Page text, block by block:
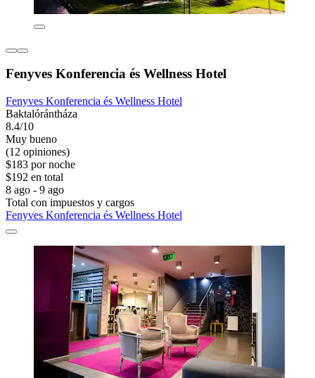
Fenyves Konferencia és Wellness Hotel
Fenyves Konferencia és Wellness Hotel
Baktalórántháza
8.4/10
Muy bueno
(12 opiniones)
$183 por noche
$192 en total
8 ago - 9 ago
Total con impuestos y cargos
Fenyves Konferencia és Wellness Hotel